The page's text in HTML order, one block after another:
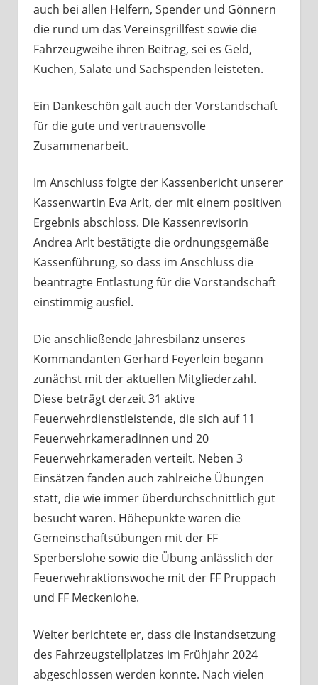
auch bei allen Helfern, Spender und Gönnern
die rund um das Vereinsgrillfest sowie die
Fahrzeugweihe ihren Beitrag, sei es Geld,
Kuchen, Salate und Sachspenden leisteten.
Ein Dankeschön galt auch der Vorstandschaft
für die gute und vertrauensvolle
Zusammenarbeit.
Im Anschluss folgte der Kassenbericht unserer
Kassenwartin Eva Arlt, der mit einem positiven
Ergebnis abschloss. Die Kassenrevisorin
Andrea Arlt bestätigte die ordnungsgemäße
Kassenführung, so dass im Anschluss die
beantragte Entlastung für die Vorstandschaft
einstimmig ausfiel.
Die anschließende Jahresbilanz unseres
Kommandanten Gerhard Feyerlein begann
zunächst mit der aktuellen Mitgliederzahl.
Diese beträgt derzeit 31 aktive
Feuerwehrdienstleistende, die sich auf 11
Feuerwehrkameradinnen und 20
Feuerwehrkameraden verteilt. Neben 3
Einsätzen fanden auch zahlreiche Übungen
statt, die wie immer überdurchschnittlich gut
besucht waren. Höhepunkte waren die
Gemeinschaftsübungen mit der FF
Sperberslohe sowie die Übung anlässlich der
Feuerwehraktionswoche mit der FF Pruppach
und FF Meckenlohe.
Weiter berichtete er, dass die Instandsetzung
des Fahrzeugstellplatzes im Frühjahr 2024
abgeschlossen werden konnte. Nach vielen